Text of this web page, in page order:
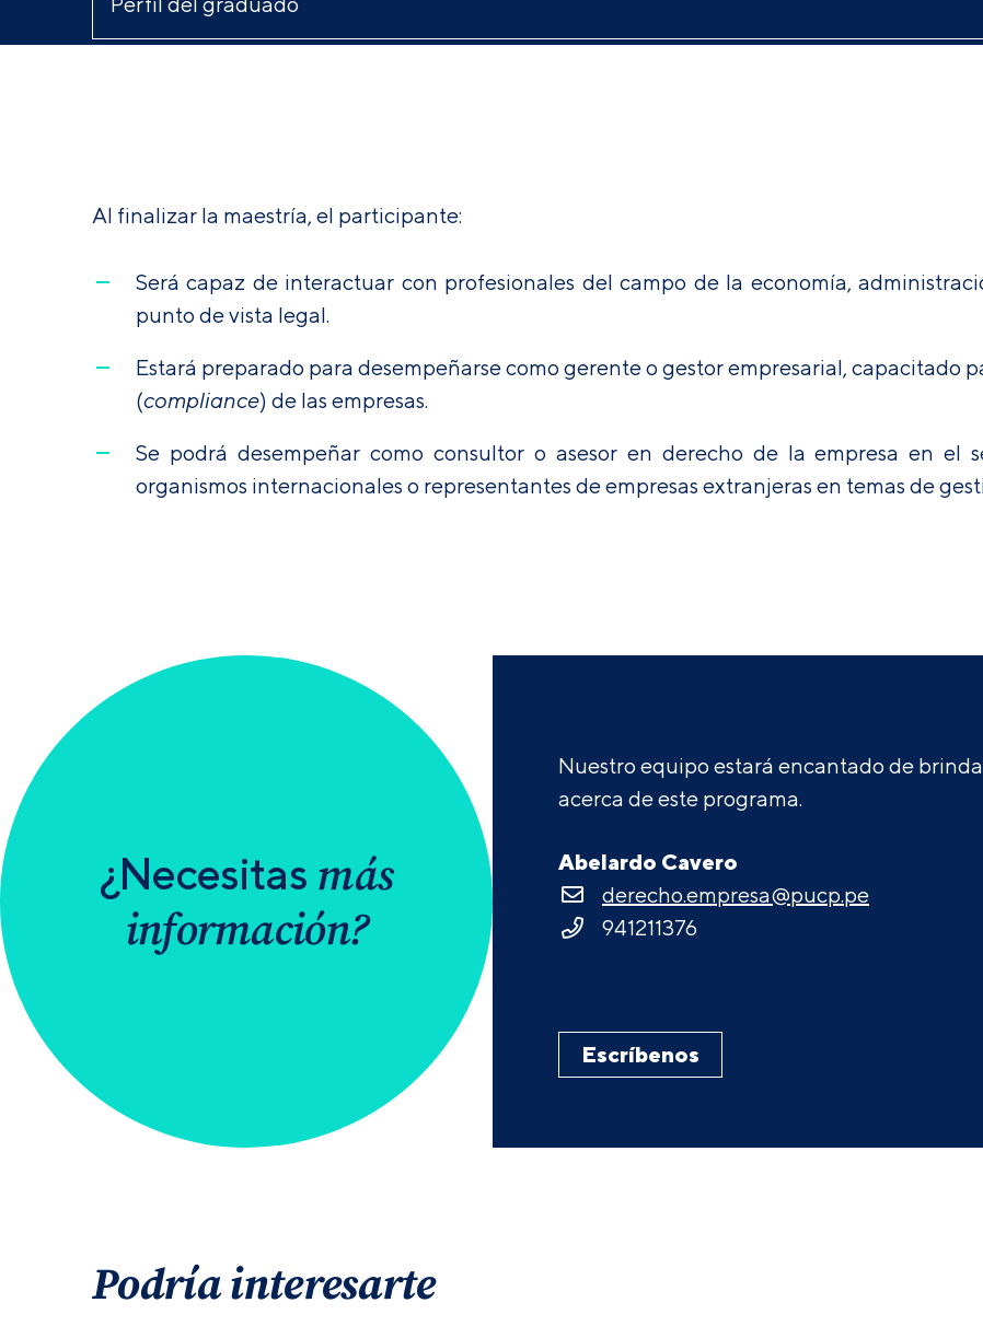
Al finalizar la maestría, el participante:
Será capaz de interactuar con profesionales del campo de la economía,
punto de vista legal.
Estará preparado para desempeñarse como gerente o gestor empresarial,
(compliance) de las empresas.
Se podrá desempeñar como consultor o asesor en derecho de la empresa en el
organismos internacionales o representantes de empresas extranjeras en temas de
¿Necesitas más
información?
Nuestro equipo estará encantado de
acerca de este programa.
Abelardo Cavero
derecho.empresa@pucp.pe
941211376
Escríbenos
Podría interesarte